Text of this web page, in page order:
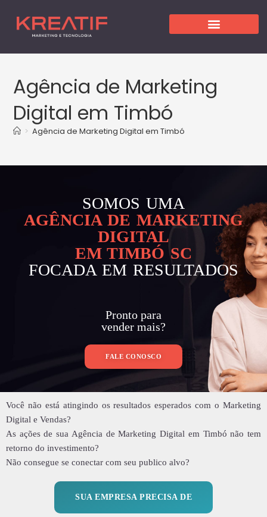
Agência de Marketing
Digital em Timbó
> Agência de Marketing Digital em Timbó
SOMOS UMA
AGÊNCIA DE MARKETING
DIGITAL
EM TIMBÓ SC
FOCADA EM RESULTADOS
Pronto para
vender mais?
FALE CONOSCO
Você não está atingindo os resultados esperados com o Marketing
Digital e Vendas?
As ações de sua Agência de Marketing Digital em Timbó não tem
retorno do investimento?
Não consegue se conectar com seu publico alvo?
SUA EMPRESA PRECISA DE